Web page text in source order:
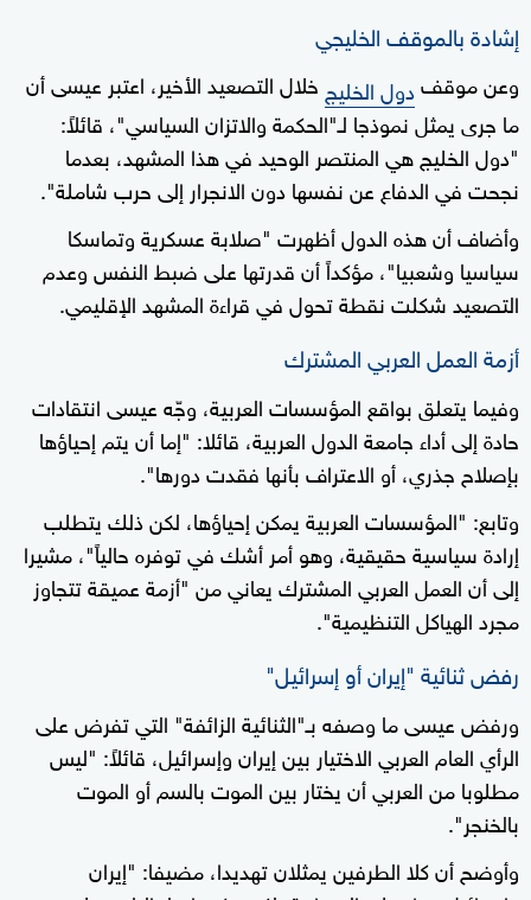
إشادة بالموقف الخليجي
وعن موقفدول الخليج خلال التصعيد الأخير، اعتبر عيسى أن
ما جرى يمثل نموذجا لـ"الحكمة والاتزان السياسي"، قائلاً:
"دول الخليج هي المنتصر الوحيد في هذا المشهد، بعدما
نجحت في الدفاع عن نفسها دون الانجرار إلى حرب شاملة".
وأضاف أن هذه الدول أظهرت "صلابة عسكرية وتماسكا
سياسيا وشعبيا"، مؤكداً أن قدرتها على ضبط النفس وعدم
التصعيد شكلت نقطة تحول في قراءة المشهد الإقليمي.
أزمة العمل العربي المشترك
وفيما يتعلق بواقع المؤسسات العربية، وجّه عيسى انتقادات
حادة إلى أداء جامعة الدول العربية، قائلا: "إما أن يتم إحياؤها
بإصلاح جذري، أو الاعتراف بأنها فقدت دورها".
وتابع: "المؤسسات العربية يمكن إحياؤها، لكن ذلك يتطلب
إرادة سياسية حقيقية، وهو أمر أشك في توفره حالياً"، مشيرا
إلى أن العمل العربي المشترك يعاني من "أزمة عميقة تتجاوز
مجرد الهياكل التنظيمية".
رفض ثنائية "إيران أو إسرائيل"
ورفض عيسى ما وصفه بـ"الثنائية الزائفة" التي تفرض على
الرأي العام العربي الاختيار بين إيران وإسرائيل، قائلاً: "ليس
مطلوبا من العربي أن يختار بين الموت بالسم أو الموت
بالخنجر".
وأوضح أن كلا الطرفين يمثلان تهديدا، مضيفا: "إيران